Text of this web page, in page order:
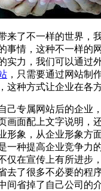
来了不一样的世界，
事情，这种不一样的
实力，我们可以通过
，只需要通过网站制
这种方式让企业在各
己专属网站后的企业
画面配上文字说明，
形象，从企业形象方
一种提高企业竞争力的
仅在宣传上有所进步
去了很多不必要的程
间省掉了自己公司的